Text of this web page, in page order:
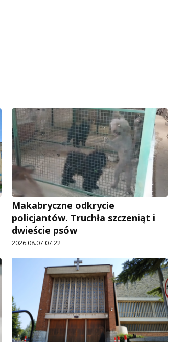
Makabryczne odkrycie
policjantów. Truchła szczeniąt i
dwieście psów
2026.08.07 07:22